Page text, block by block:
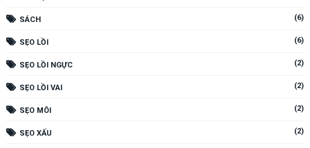
SÁCH (6)
SẸO LỒI (6)
SẸO LỒI NGỰC (2)
SẸO LỒI VAI (2)
SẸO MÔI (2)
SẸO XẤU (2)